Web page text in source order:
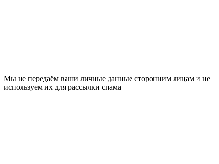
Мы не передаём ваши личные данные сторонним лицам и не
используем их для рассылки спама